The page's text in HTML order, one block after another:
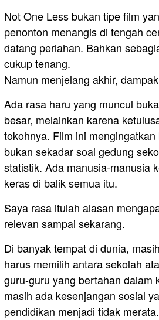
Not One Less bukan tipe film
penonton menangis di tengah
datang perlahan. Bahkan
cukup tenang.
Namun menjelang akhir,
Ada rasa haru yang muncul
besar, melainkan karena
tokohnya. Film ini
bukan sekadar soal gedung
statistik. Ada manusia-manusia
keras di balik semua itu.
Saya rasa itulah alasan
relevan sampai sekarang.
Di banyak tempat di dunia,
harus memilih antara sekolah
guru-guru yang bertahan dalam
masih ada kesenjangan sosial
pendidikan menjadi tidak merata.